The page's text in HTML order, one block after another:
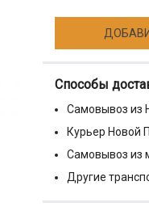
Способы
Самовывоз из
Курьер Новой
Самовывоз из
Другие